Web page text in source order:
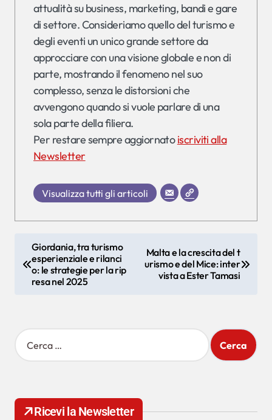
attualità su business, marketing, bandi e gare
di settore. Consideriamo quello del turismo e
degli eventi un unico grande settore da
approcciare con una visione globale e non di
parte, mostrando il fenomeno nel suo
complesso, senza le distorsioni che
avvengono quando si vuole parlare di una
sola parte della filiera.
Per restare sempre aggiornatoiscriviti alla
Newsletter
Visualizza tutti gli articoli
a
z
o
Giordania, tra turismo
esperienziale e rilanci
o: le strategie per la rip
resa nel 2025
Malta e la crescita del t
urismo e del Mice: inter
vista a Ester Tamasi
R
i
c
Ricevi la Newsletter